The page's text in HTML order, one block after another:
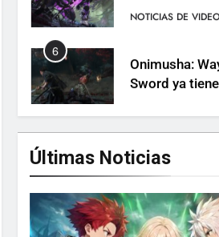
6
Sword ya
Capcom
NOTICIAS DE
7
No Rest for
confirma su
para octubre
NOTICIAS DE
8
Stuntman:
Últimas Noticias